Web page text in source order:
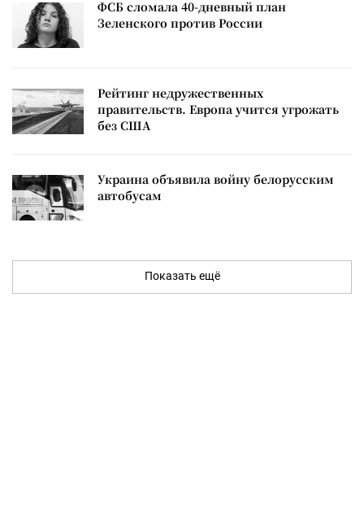
ФСБ сломала 40-дневный план
Зеленского против России
Рейтинг недружественных
правительств. Европа учится угрожать
без США
Украина объявила войну белорусским
автобусам
Показать ещё